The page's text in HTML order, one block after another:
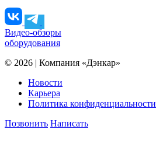
Видео-обзоры
оборудования
© 2026 | Компания «Дэнкар»
Новости
Карьера
Политика конфиденциальности
Позвонить Написать